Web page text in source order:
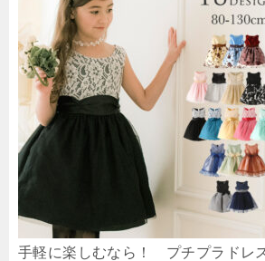
手軽に楽しむなら！ プチプラドレ